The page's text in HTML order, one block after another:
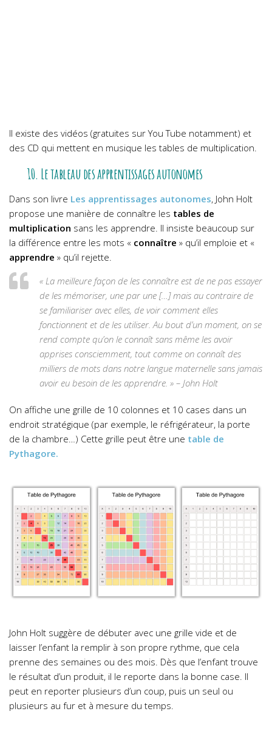
Il existe des vidéos (gratuites sur You Tube notamment) et
des CD qui mettent en musique les tables de multiplication.
10. Le tableau des apprentissages autonomes
Dans son livre Les apprentissages autonomes, John Holt
propose une manière de connaître les tables de
multiplication sans les apprendre. Il insiste beaucoup sur
la différence entre les mots « connaître » qu’il emploie et «
apprendre » qu’il rejette.
« La meilleure façon de les connaître est de ne pas essayer
de les mémoriser, une par une […] mais au contraire de
se familiariser avec elles, de voir comment elles
fonctionnent et de les utiliser. Au bout d’un moment, on se
rend compte qu’on le connaît sans même les avoir
apprises consciemment, tout comme on connaît des
milliers de mots dans notre langue maternelle sans jamais
avoir eu besoin de les apprendre. » – John Holt
On affiche une grille de 10 colonnes et 10 cases dans un
endroit stratégique (par exemple, le réfrigérateur, la porte
de la chambre…) Cette grille peut être une table de
Pythagore.
John Holt suggère de débuter avec une grille vide et de
laisser l’enfant la remplir à son propre rythme, que cela
prenne des semaines ou des mois. Dès que l’enfant trouve
le résultat d’un produit, il le reporte dans la bonne case. Il
peut en reporter plusieurs d’un coup, puis un seul ou
plusieurs au fur et à mesure du temps.